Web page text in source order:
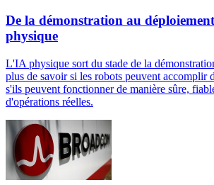
De la démonstration au
physique
L'IA physique sort du stade de la
plus de savoir si les robots peuvent accomplir
s'ils peuvent fonctionner de manière sûre,
d'opérations réelles.